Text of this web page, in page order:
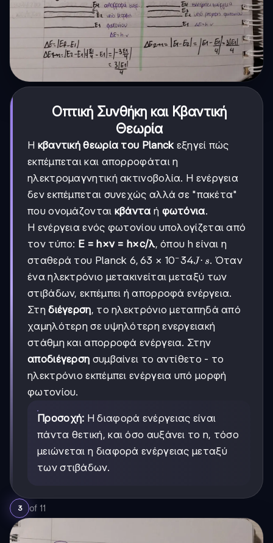
Οπτική Συνθήκη και Κβαντική
Θεωρία
Η κβαντική θεωρία του Planckεξηγεί πώς
εκπέμπεται και απορροφάται η
ηλεκτρομαγνητική ακτινοβολία. Η ενέργεια
δεν εκπέμπεται συνεχώς αλλά σε "πακέτα"
που ονομάζονται κβάντα ή φωτόνια.
Η ενέργεια ενός φωτονίου υπολογίζεται από
τον τύπο: E = h×ν = h×c/λ, όπου h είναι η
σταθερά του Planck 6,63×10^-34
J·s
6, 63 × 10−34J⋅ s. Όταν
ένα ηλεκτρόνιο μετακινείται μεταξύ των
στιβάδων, εκπέμπει ή απορροφά ενέργεια.
Στηδιέγερση, το ηλεκτρόνιο μεταπηδά από
χαμηλότερη σε υψηλότερη ενεργειακή
στάθμη και απορροφά ενέργεια. Στην
αποδιέγερση συμβαίνει το αντίθετο - το
ηλεκτρόνιο εκπέμπει ενέργεια υπό μορφή
φωτονίου.
Προσοχή: Η διαφορά ενέργειας είναι
πάντα θετική, και όσο αυξάνει το n, τόσο
μειώνεται η διαφορά ενέργειας μεταξύ
των στιβάδων.
3 of 11